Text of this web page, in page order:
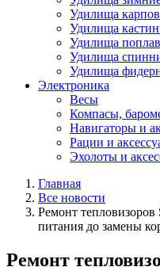
Удилища
Удилища
Удилища
Удилища
Удилища
Электроника
Весы
Компасы,
Навигаторы и
Рации и
Эхолоты и
Главная
Все новости
Ремонт тепловизоров
питания до замены
Ремонт